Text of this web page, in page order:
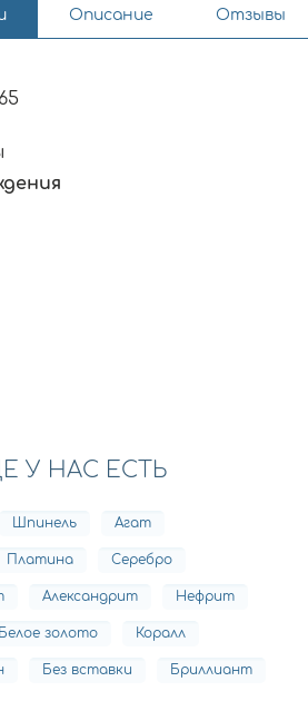
Описание Отзывы
У НАС ЕСТЬ
Шпинель Агат
Платина Серебро
Александрит Нефрит
Белое золото Коралл
Без вставки Бриллиант